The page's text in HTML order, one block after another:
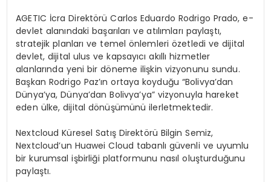
AGETIC İcra Direktörü Carlos Eduardo Rodrigo Prado, e-
devlet alanındaki başarıları ve atılımları paylaştı,
stratejik planları ve temel önlemleri özetledi ve dijital
devlet, dijital ulus ve kapsayıcı akıllı hizmetler
alanlarında yeni bir döneme ilişkin vizyonunu sundu.
Başkan Rodrigo Paz’ın ortaya koyduğu “Bolivya’dan
Dünya’ya, Dünya’dan Bolivya’ya” vizyonuyla hareket
eden ülke, dijital dönüşümünü ilerletmektedir.
Nextcloud Küresel Satış Direktörü Bilgin Semiz,
Nextcloud’un Huawei Cloud tabanlı güvenli ve uyumlu
bir kurumsal işbirliği platformunu nasıl oluşturduğunu
paylaştı.